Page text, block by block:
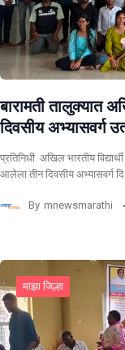
बारामती तालुक्यात
दिवसीय अभ्यासवर्ग
प्रतिनिधी अखिल भारतीय
आलेला तीन दिवसीय अभ्यासवर्ग
By mnewsmarathi
माझा जिल्हा